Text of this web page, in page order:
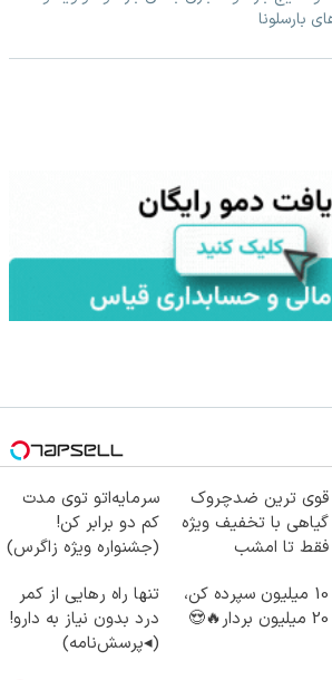
بارسلونا
قوی ترین ضدچروک
گیاهی با تخفیف ویژه
فقط تا امشب
سرمایه‌اتو توی مدت
کم دو برابر کن!
(جشنواره ویژه زاگرس)
10 میلیون سپرده کن،
20 میلیون بردار🔥😍
تنها راه رهایی از کمر
درد بدون نیاز به دارو!
(◂پرسش‌نامه)